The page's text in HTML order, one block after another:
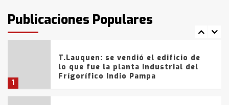
Publicaciones Populares
fueron detenidos por
comercialización de drogas en la
tarde del sábado
1
T.Lauquen: se vendió el edificio de
lo que fue la planta Industrial del
Frígorífico Indio Pampa